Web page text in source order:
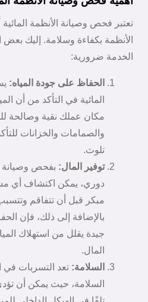
تعتبر فحص وصيانة الأنظمة
الأنظمة بكفاءة وسلامة. إليك
الخدمة ضرورية:
الحفاظ على جودة المياه:
المائية في التأكد من أن
مكان عملك نقية وصالحة
والصمامات والخزانات
تلوث.
توفير المال: بفحص وصيانة
دوري، يمكن اكتشاف أي
مبكر قبل أن تتفاقم
بالإضافة إلى ذلك، فإن
جيدة يقلل من استهلاك
المال.
السلامة: تعد التسربات في
السلامة، حيث يمكن أن